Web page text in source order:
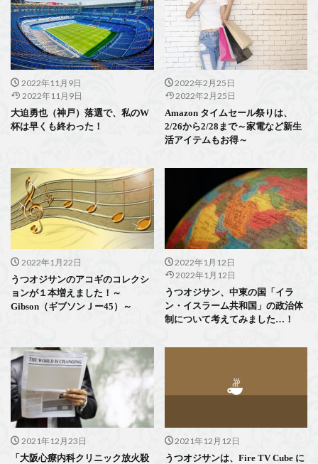
2022年11月9日
2022年11月9日
大迫勇也（神戸）落選で、私のW
杯は早くも終わった！
2022年2月25日
2022年2月25日
Amazon タイムセール祭りは、
2/26から2/28まで～家電など新生
活アイテムもお得～
2022年1月22日
うつオジサンのアコギのコレクシ
ョンが１本増えました！～
Gibson（ギブソンＪー45）～
2022年1月12日
2022年1月12日
うつオジサン、中東の国「イラ
ン・イスラーム共和国」の政治体
制について考えてみました…！
2021年12月23日
「大阪心療内科クリニック放火殺
2021年12月12日
うつオジサンは、Fire TV Cube に